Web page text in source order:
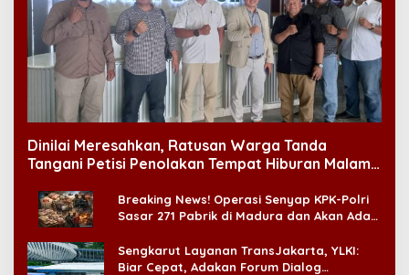
Dinilai Meresahkan, Ratusan Warga Tanda
Tangani Petisi Penolakan Tempat Hiburan Malam
Breaking News! Operasi Senyap KPK-Polri
Sasar 271 Pabrik di Madura dan Akan Ada
Sengkarut Layanan TransJakarta, YLKI:
Biar Cepat, Adakan Forum Dialog